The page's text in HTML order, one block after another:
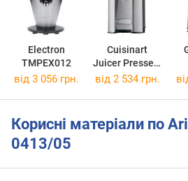
Electron
TMPEX012
Cuisinart
Juicer Presses-
Agrumes CCJ-
від 3 056 грн. від 2 534 грн.
Корисні матеріали по
0413/05